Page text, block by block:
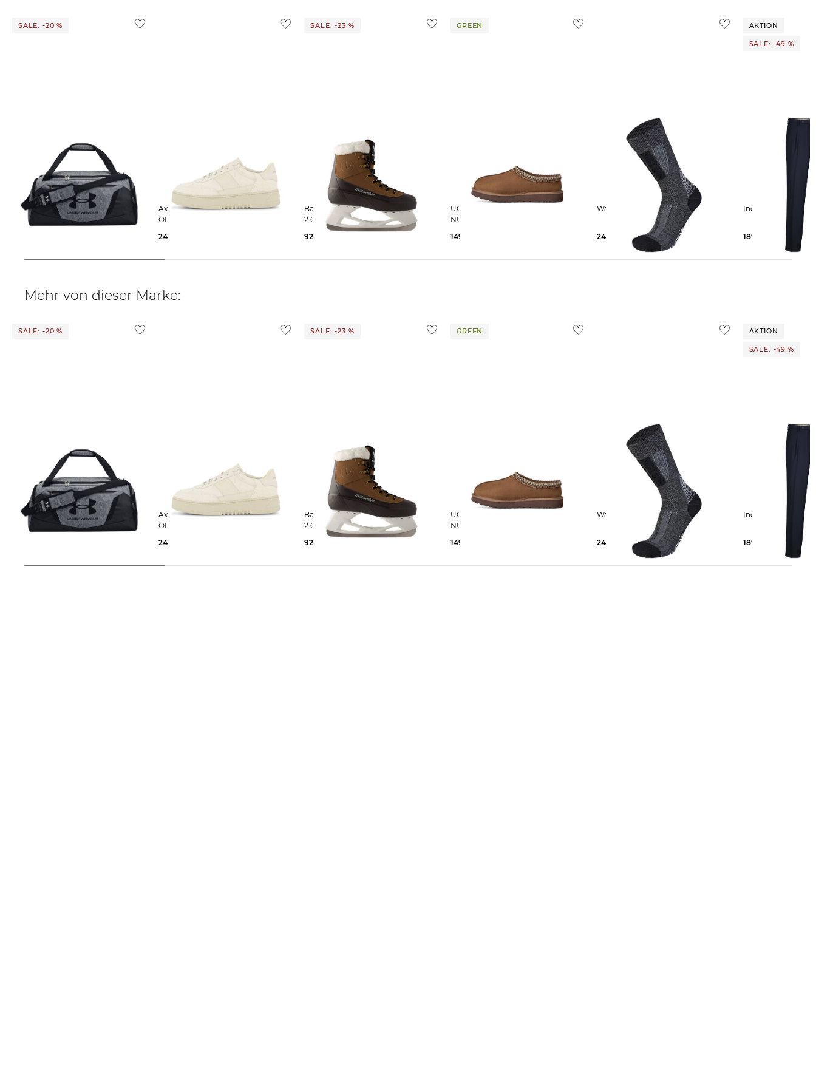
Weitere Details zu Rücksendungen und Retouren aus dem Ausland findest duhier
SALE: -20 %
Under Armour | Sporttasche
UNDENIABLE 5.0 DUFFLE MD
Axel Arigato | Herren Sneaker
ORBIT VINTAGE
244,99 €
SALE: -23 %
Bauer | Schlittschuhe WHISTLER
2.0
92,29 €
GREEN
UGG | Damen Clogs TASMAN
NUBUKLEDER
149,95 €
Wapiti | Herren Socken S09
24,99 €
AKTION
SALE: -49 %
Incotex |
189,99 € 370,00 €
Mehr von dieser Marke:
SALE: -20 %
Under Armour | Sporttasche
UNDENIABLE 5.0 DUFFLE MD
Axel Arigato | Herren Sneaker
ORBIT VINTAGE
244,99 €
SALE: -23 %
Bauer | Schlittschuhe WHISTLER
2.0
92,29 €
GREEN
UGG | Damen Clogs TASMAN
NUBUKLEDER
149,95 €
Wapiti | Herren Socken S09
24,99 €
AKTION
SALE: -49 %
Incotex |
189,99 € 370,00 €